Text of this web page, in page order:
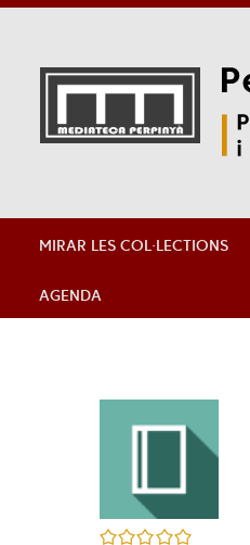
MIRAR LES COL·LECTIONS
AGENDA
/5